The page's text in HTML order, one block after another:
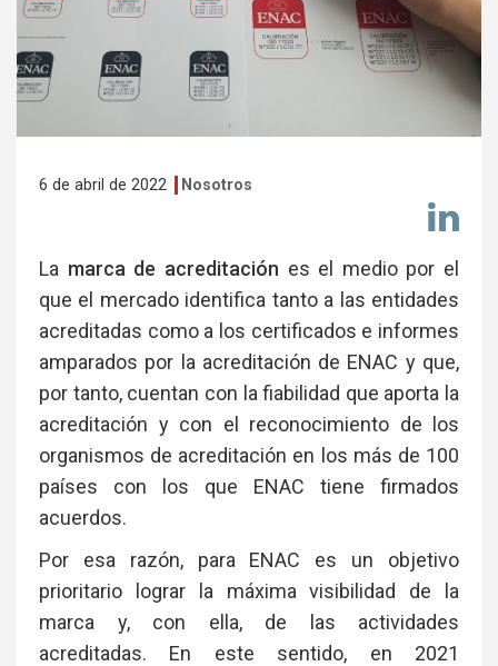
6 de abril de 2022 Nosotros
en
La marca de acreditación es el medio por el
que el mercado identifica tanto a las entidades
acreditadas como a los certificados e informes
amparados por la acreditación de ENAC y que,
por tanto, cuentan con la fiabilidad que aporta la
acreditación y con el reconocimiento de los
organismos de acreditación en los más de 100
países con los que ENAC tiene firmados
acuerdos.
Por esa razón, para ENAC es un objetivo
prioritario lograr la máxima visibilidad de la
marca y, con ella, de las actividades
acreditadas. En este sentido, en 2021